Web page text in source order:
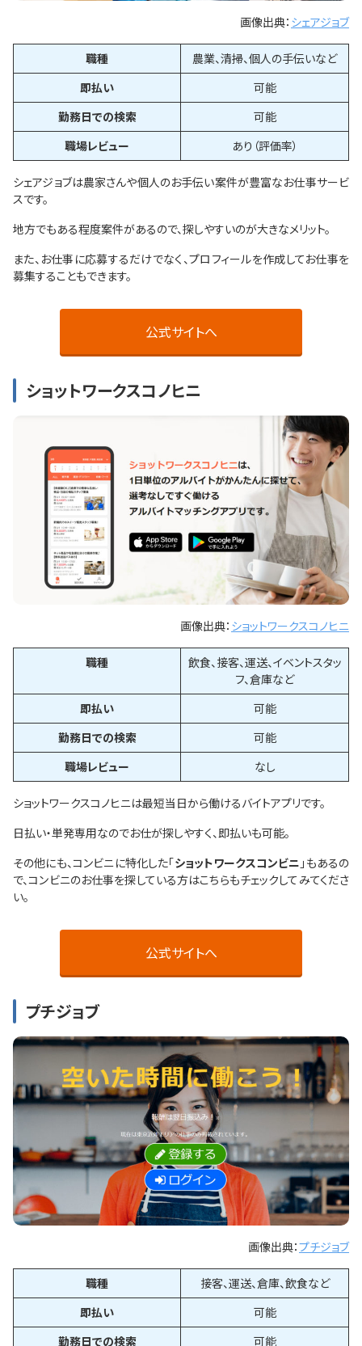
画像出典： シェアジョブ
職種
農業、清掃、個人の手伝いなど
即払い
可能
勤務日での検索
可能
職場レビュー
あり（評価率）
シェアジョブは農家さんや個人のお手伝い案件が豊富なお仕事サービ
スです。
地方でもある程度案件があるので、探しやすいのが大きなメリット。
また、お仕事に応募するだけでなく、プロフィールを作成してお仕事を
募集することもできます。
公式サイトへ
ショットワークスコノヒニ
画像出典： ショットワークスコノヒニ
職種
飲食、接客、運送、イベントスタッ
フ、倉庫など
即払い
可能
勤務日での検索
可能
職場レビュー
なし
ショットワークスコノヒニは最短当日から働けるバイトアプリです。
日払い・単発専用なのでお仕が探しやすく、即払いも可能。
その他にも、コンビニに特化した「ショットワークスコンビニ 」もあるの
で、コンビニのお仕事を探している方はこちらもチェックしてみてくださ
い。
公式サイトへ
プチジョブ
画像出典：プチジョブ
職種
接客、運送、倉庫、飲食など
即払い
可能
勤務日での検索
可能